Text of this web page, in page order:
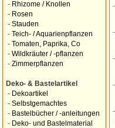
- Rhizome / Knollen
- Rosen
- Stauden
- Teich- / Aquarienpflanzen
- Tomaten, Paprika, Co
- Wildkräuter / -pflanzen
- Zimmerpflanzen
Deko- & Bastelartikel
- Dekoartikel
- Selbstgemachtes
- Bastelbücher / -anleitungen
- Deko- und Bastelmaterial